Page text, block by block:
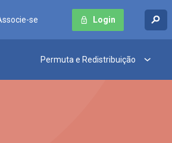
se Login
Permuta e Redistribuição